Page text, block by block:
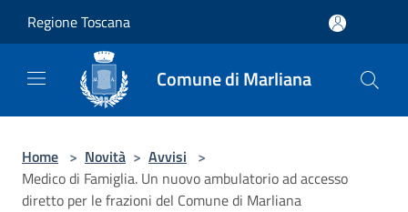
Regione Toscana
Comune di Marliana
Home > Novità > Avvisi >
Medico di Famiglia. Un nuovo ambulatorio ad accesso
diretto per le frazioni del Comune di Marliana